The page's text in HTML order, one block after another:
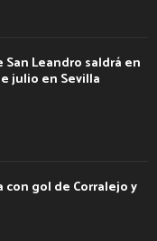
San Leandro saldrá en
julio en Sevilla
con gol de Corralejo y